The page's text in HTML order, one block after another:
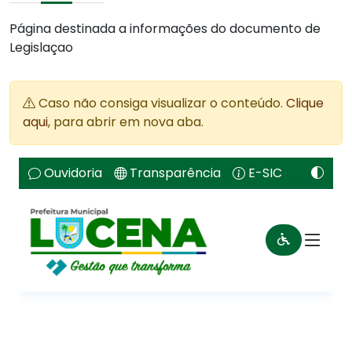
Página destinada a informações do documento de
Legislaçao
Caso não consiga visualizar o conteúdo. Clique
aqui, para abrir em nova aba.